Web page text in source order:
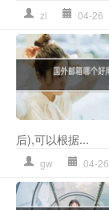
zl 04-26
后),可以根据...
gw 04-26